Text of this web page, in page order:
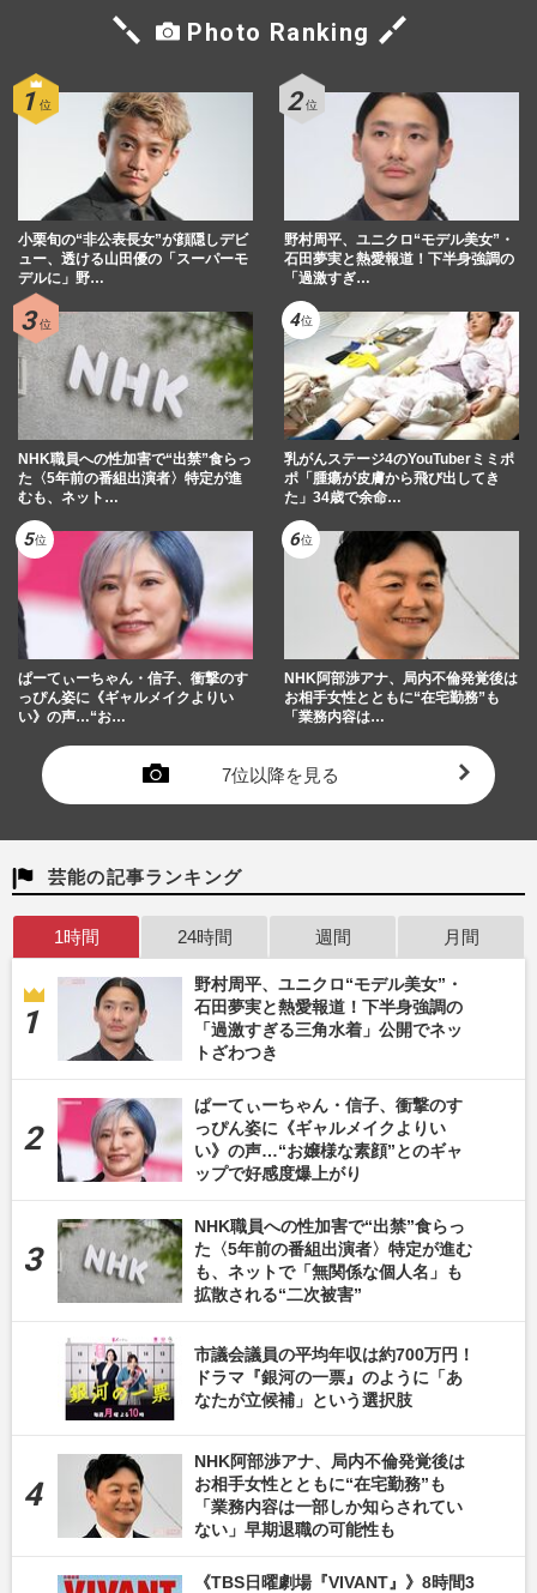
Photo Ranking
小栗旬の“非公表長女”が顔隠しデビ
ュー、透ける山田優の「スーパーモ
デルに」野…
野村周平、ユニクロ“モデル美女”・
石田夢実と熱愛報道！下半身強調の
「過激すぎ…
NHK職員への性加害で“出禁”食らっ
た〈5年前の番組出演者〉特定が進
むも、ネット…
乳がんステージ4のYouTuberミミポ
ポ「腫瘍が皮膚から飛び出してき
た」34歳で余命…
ぱーてぃーちゃん・信子、衝撃のす
っぴん姿に《ギャルメイクよりい
い》の声…“お…
NHK阿部渉アナ、局内不倫発覚後は
お相手女性とともに“在宅勤務”も
「業務内容は…
7位以降を見る
芸能の記事ランキング
1時間 24時間 週間 月間
野村周平、ユニクロ“モデル美女”・
石田夢実と熱愛報道！下半身強調の
「過激すぎる三角水着」公開でネッ
トざわつき
ぱーてぃーちゃん・信子、衝撃のす
っぴん姿に《ギャルメイクよりい
い》の声…“お嬢様な素顔”とのギャ
ップで好感度爆上がり
NHK職員への性加害で“出禁”食らっ
た〈5年前の番組出演者〉特定が進む
も、ネットで「無関係な個人名」も
拡散される“二次被害”
市議会議員の平均年収は約700万円！
ドラマ『銀河の一票』のように「あ
なたが立候補」という選択肢
NHK阿部渉アナ、局内不倫発覚後は
お相手女性とともに“在宅勤務”も
「業務内容は一部しか知らされてい
ない」早期退職の可能性も
《TBS日曜劇場『VIVANT』》8時間3